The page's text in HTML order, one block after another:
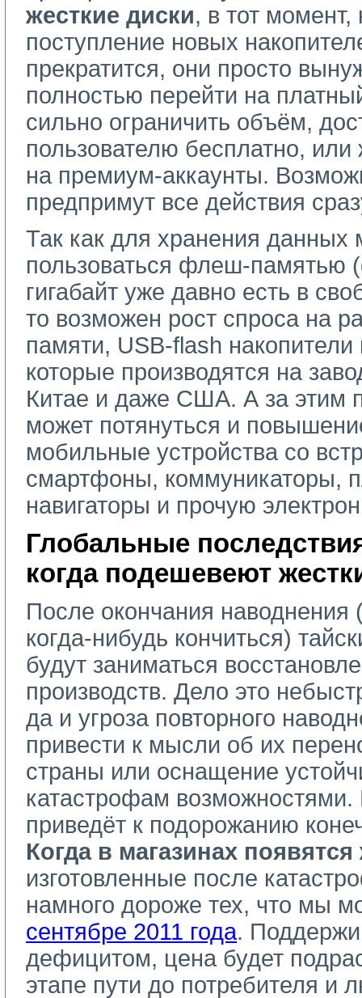
жесткие диски, в тот момент,
поступление новых
прекратится, они просто
полностью перейти на
сильно ограничить объём,
пользователю бесплатно,
на премиум-аккаунты.
предпримут все действия
Так как для хранения данных
пользоваться флеш-памятью
гигабайт уже давно есть в
то возможен рост спроса на
памяти, USB-flash накопители
которые производятся на
Китае и даже США. А за этим
может потянуться и
мобильные устройства со
смартфоны, коммуникаторы,
навигаторы и прочую
Глобальные
когда подешевеют
После окончания
когда-нибудь кончиться)
будут заниматься
производств. Дело это
да и угроза повторного
привести к мысли об их
страны или оснащение
катастрофам возможностями.
приведёт к подорожанию
Когда в магазинах
изготовленные после
намного дороже тех, что мы
сентябре 2011 года.
дефицитом, цена будет
этапе пути до потребителя и